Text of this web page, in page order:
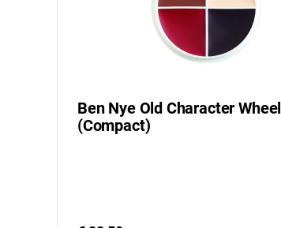
Ben Nye Old Character Wheel
(Compact)